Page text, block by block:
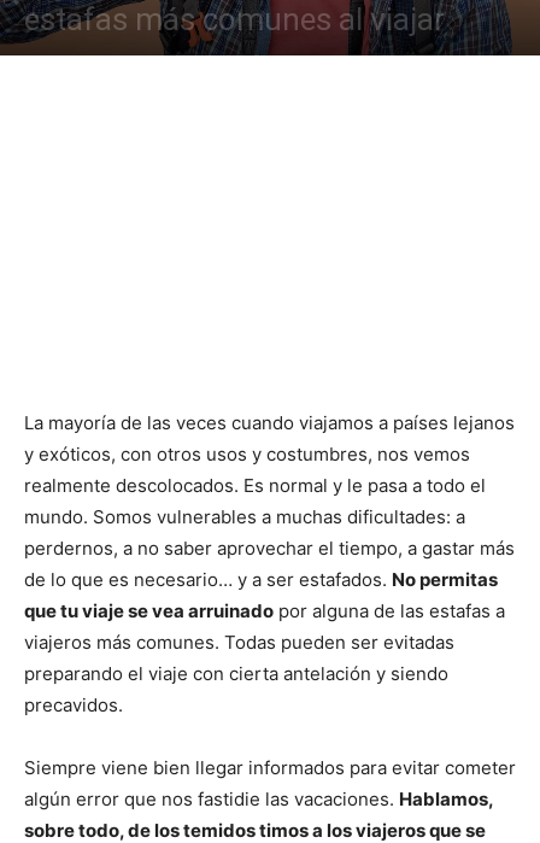
estafas más comunes al viajar
La mayoría de las veces cuando viajamos a países lejanos
y exóticos, con otros usos y costumbres, nos vemos
realmente descolocados. Es normal y le pasa a todo el
mundo. Somos vulnerables a muchas dificultades: a
perdernos, a no saber aprovechar el tiempo, a gastar más
de lo que es necesario… y a ser estafados. No permitas
que tu viaje se vea arruinado por alguna de las estafas a
viajeros más comunes. Todas pueden ser evitadas
preparando el viaje con cierta antelación y siendo
precavidos.
Siempre viene bien llegar informados para evitar cometer
algún error que nos fastidie las vacaciones. Hablamos,
sobre todo, de los temidos timos a los viajeros que se